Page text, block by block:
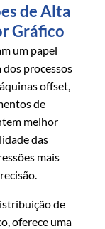
de Alta
Gráfico
um papel
processos
offset,
de
melhor
das
mais
de
oferece uma